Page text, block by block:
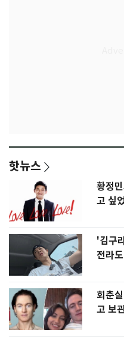
핫뉴스
황정
고 싶
'김구
전라
회춘실
고 보